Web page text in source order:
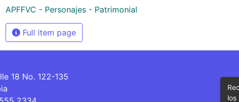
APFFVC - Personajes - Patrimonial
Full item page
18 No. 122-135
los